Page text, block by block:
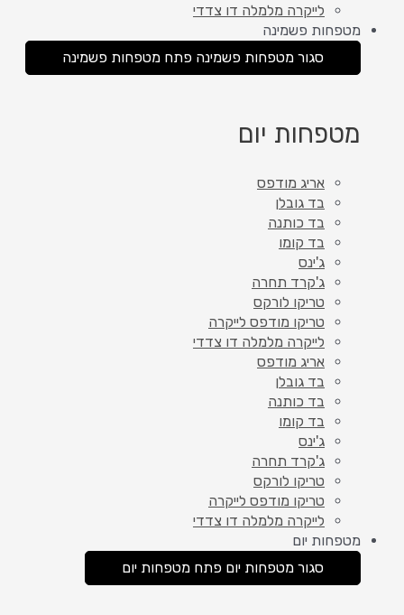
לייקרה מלמלה דו צדדי
מטפחות פשמינה
סגור מטפחות פשמינה פתח מטפחות פשמינה
מטפחות יום
אריג מודפס
בד גובלן
בד כותנה
בד קומו
ג'ינס
ג'קרד תחרה
טריקו לורקס
טריקו מודפס לייקרה
לייקרה מלמלה דו צדדי
אריג מודפס
בד גובלן
בד כותנה
בד קומו
ג'ינס
ג'קרד תחרה
טריקו לורקס
טריקו מודפס לייקרה
לייקרה מלמלה דו צדדי
מטפחות יום
סגור מטפחות יום פתח מטפחות יום